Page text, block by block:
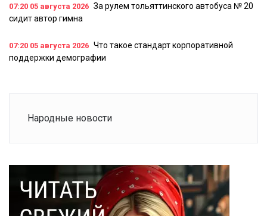
07:20 05 августа 2026 За рулем тольяттинского автобуса № 20
сидит автор гимна
07:20 05 августа 2026 Что такое стандарт корпоративной
поддержки демографии
Народные новости